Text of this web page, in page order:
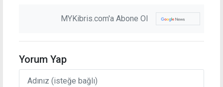
MYKibris.com'a Abone Ol
Yorum Yap